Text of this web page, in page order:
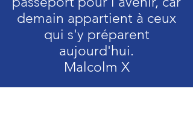
demain appartient à ceux
qui s'y préparent
aujourd'hui.
Malcolm X